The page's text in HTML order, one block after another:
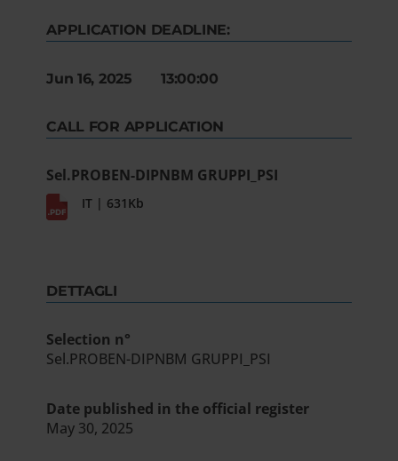
APPLICATION DEADLINE:
Jun 16, 2025 13:00:00
CALL FOR APPLICATION
Sel.PROBEN-DIPNBM GRUPPI_PSI
IT | 631Kb
DETTAGLI
Selection n°
Sel.PROBEN-DIPNBM GRUPPI_PSI
Date published in the official register
May 30, 2025